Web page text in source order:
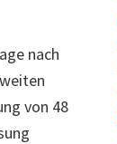
nach
von 48